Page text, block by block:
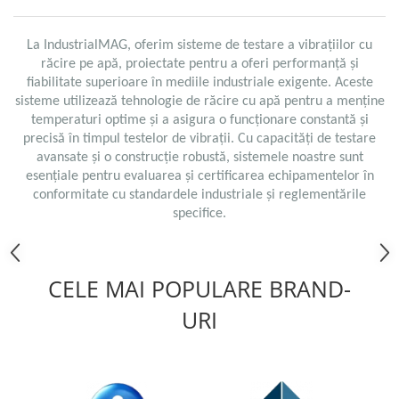
Măsurători termoviziune
Software
Testări la vibrații
Vibrometre
Analizoare achiziții de date
Condiționere
Anemometre
Sonometre
Stații de monitorizare meteo
Alte echipamente de măsurare
Mașini și utilaje industriale
Mașini de echilibrare dinamică
Sisteme electrodinamice de testare
Echipamente pentru industria
Sisteme laser de aliniere arbori
Măsurători geometrice
Măsurători termoviziune
Software
Analizoare achiziții de date
Condiționere
Anemometre
Stații de monitorizare meteo
Alte echipamente de măsurare
Locomotive de manevră
Elevatoare mobile
Platforme de ridicare cu boghiuri
Platouri rotative
Echipamente pentru operații de
sudură
Boghiuri de cale ferată
franare vehicule feroviare
Macarale portal
Senzori cu fir (Wired)
Accelerometre IEPE uniaxiale
Accelerometre IEPE triaxiale
Traductoare vibratii 4-20 mA
Traductoare ICP de viteză de
vibrații
Senzori de vibrații cu fir
Microfoane de măsurare
Senzori de deplasare
Svantek
VibraSens
Winmate
Mectron
Lunitek
Gill Instruments
Emanuel
La IndustrialMAG, oferim sisteme de testare a vibrațiilor cu
răcire pe apă, proiectate pentru a oferi performanță și
fiabilitate superioare în mediile industriale exigente. Aceste
sisteme utilizează tehnologie de răcire cu apă pentru a menține
temperaturi optime și a asigura o funcționare constantă și
precisă în timpul testelor de vibrații. Cu capacități de testare
avansate și o construcție robustă, sistemele noastre sunt
esențiale pentru evaluarea și certificarea echipamentelor în
conformitate cu standardele industriale și reglementările
specifice.
CELE MAI POPULARE BRAND-
URI